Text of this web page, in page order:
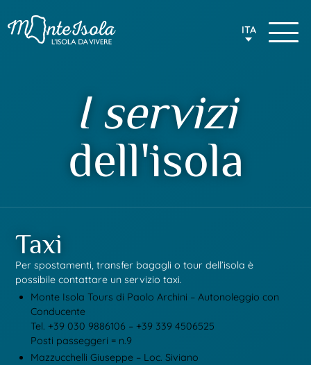
ITA
I servizi
dell'isola
Taxi
Per spostamenti, transfer bagagli o tour dell’isola è
possibile contattare un servizio taxi.
Monte Isola Tours di Paolo Archini – Autonoleggio con
Conducente
Tel. +39 030 9886106 – +39 339 4506525
Posti passeggeri = n.9
Mazzucchelli Giuseppe – Loc. Siviano